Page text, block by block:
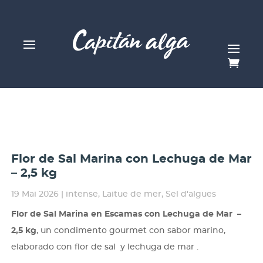
Flor de Sal Marina con Lechuga de Mar
– 2,5 kg
19 Mai 2026 intense, Laitue de mer, Sel d'algues
Flor de Sal Marina en Escamas con Lechuga de Mar –
2,5 kg, un condimento gourmet con sabor marino,
elaborado con flor de sal y lechuga de mar .